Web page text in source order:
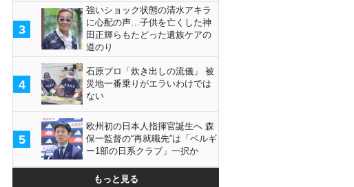
3
強いショック状態の清水アキラ
に心配の声…子供を亡くした神
田正輝らもたどった遺族ケアの
道のり
4
石原プロ「炊き出しの流儀」 被
災地一番乗りがエラいわけでは
ない
5
欧州初の日本人指揮官誕生へ 森
保一監督の“再就職先”は「ベルギ
ー1部の日系クラブ」一択か
もっと見る